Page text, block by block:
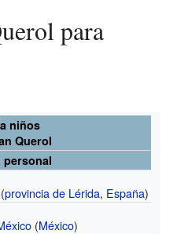
niños
Querol
personal
(provincia de Lérida, España)
(México)